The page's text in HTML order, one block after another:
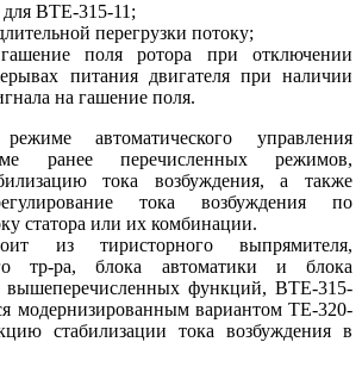
ВТЕ-315-11;
перегрузки потоку;
поля ротора при отключении
питания двигателя при наличии
на гашение поля.
автоматического управления
ранее перечисленных режимов,
тока возбуждения, а также
тока возбуждения по
статора или их комбинации.
из тиристорного выпрямителя,
тр-ра, блока автоматики и блока
вышеперечисленных функций, ВТЕ-315-
модернизированным вариантом ТЕ-320-
стабилизации тока возбуждения в